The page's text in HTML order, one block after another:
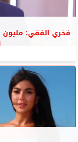
فخري الفقي: